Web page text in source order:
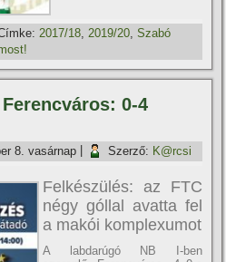
2017/18 2019/20 ,Szabó
0-4
8. vasárnap Szerző: K@rcsi
Felkészülés: az FTC
négy góllal avatta fel
a makói komplexumot
A labdarúgó NB I-ben